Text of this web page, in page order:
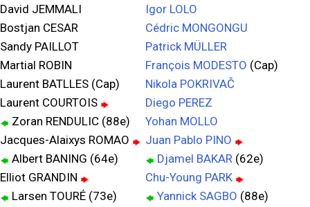
David JEMMALI
Bostjan CESAR
Sandy PAILLOT
Martial ROBIN
Laurent BATLLES (Cap)
Laurent COURTOIS
Zoran RENDULIC (88e)
Jacques-Alaixys ROMAO
Albert BANING (64e)
Elliot GRANDIN
Larsen TOURÉ (73e)
Igor LOLO
Cédric MONGONGU
Patrick MÜLLER
François MODESTO (Cap)
Nikola POKRIVAČ
Diego PEREZ
Yohan MOLLO
Juan Pablo PINO
Djamel BAKAR(62e)
Chu-Young PARK
Yannick SAGBO (88e)